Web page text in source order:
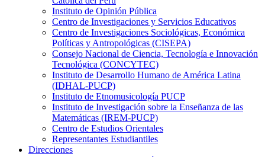
Instituto de Opinión Pública
Centro de Investigaciones y Servicios Educativos
Centro de Investigaciones Sociológicas, Económica
Políticas y Antropológicas (CISEPA)
Consejo Nacional de Ciencia, Tecnología e Innovación
Tecnológica (CONCYTEC)
Instituto de Desarrollo Humano de América Latina
(IDHAL-PUCP)
Instituto de Etnomusicología PUCP
Instituto de Investigación sobre la Enseñanza de las
Matemáticas (IREM-PUCP)
Centro de Estudios Orientales
Representantes Estudiantiles
Direcciones